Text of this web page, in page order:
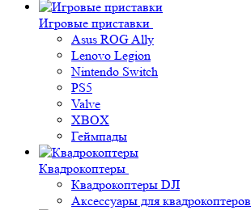
Игровые приставки
Asus ROG Ally
Lenovo Legion
Nintendo Switch
PS5
Valve
XBOX
Геймпады
Квадрокоптеры
Квадрокоптеры DJI
Аксессуары для квадрокоптеров